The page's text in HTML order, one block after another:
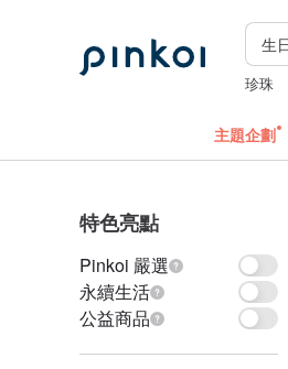
珍珠
主題企劃
特色亮點
Pinkoi 嚴選
永續生活
公益商品